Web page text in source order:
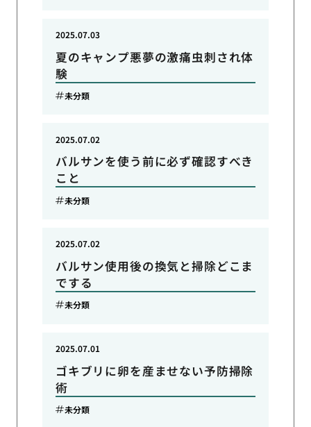
夏のキャンプ悪夢の激痛虫刺され体
験
2025.07.03
未分類
バルサンを使う前に必ず確認すべき
こと
2025.07.02
未分類
バルサン使用後の換気と掃除どこま
でする
2025.07.02
未分類
ゴキブリに卵を産ませない予防掃除
術
2025.07.01
未分類